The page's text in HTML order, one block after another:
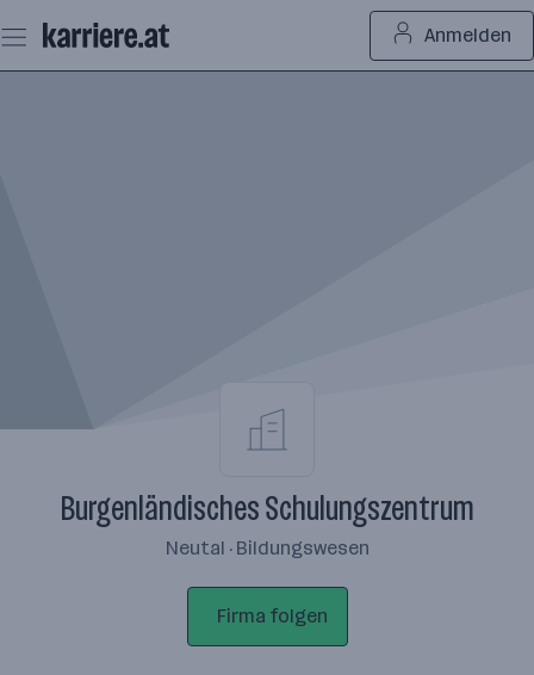
Seiteninhalt
springen
Anmelden
Burgenländisches Schulungszentrum
Neutal · Bildungswesen
Firma folgen